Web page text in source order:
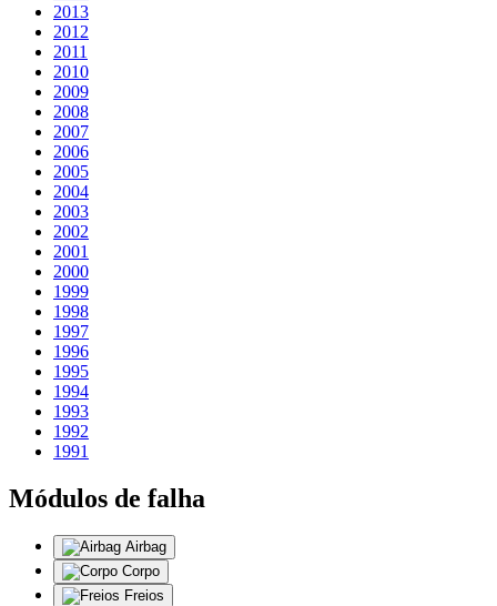
2013
2012
2011
2010
2009
2008
2007
2006
2005
2004
2003
2002
2001
2000
1999
1998
1997
1996
1995
1994
1993
1992
1991
Módulos de falha
Airbag
Corpo
Freios